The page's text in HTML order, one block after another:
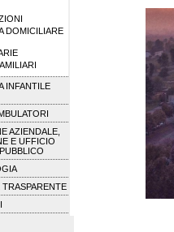
DOMICILIARE
INFANTILE
AZIENDALE,
E UFFICIO